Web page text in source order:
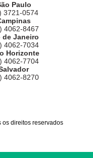
Paulo
3721-0574
4062-8467
de Janeiro
4062-7034
Horizonte
4062-7704
4062-8270
os direitos reservados